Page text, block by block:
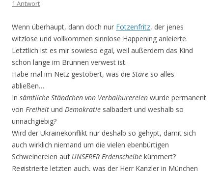
1 Antwort
Wenn überhaupt, dann doch nur Fotzenfritz, der jenes
witzlose und vollkommen sinnlose Happening anleierte.
Letztlich ist es mir sowieso egal, weil außerdem das Kind
schon lange im Brunnen verwest ist.
Habe mal im Netz gestöbert, was die Stare so alles
abließen…
In sämtliche Ständchen von Verbalhurereien wurde permanent
von Freiheit und Demokratie salbadert und weshalb so
unnachgiebig?
Wird der Ukrainekonflikt nur deshalb so gehypt, damit sich
auch wirklich niemand um die vielen ebenbürtigen
Schweinereien auf UNSERER Erdenscheibe kümmert?
Registrierte letzten auch, was der Herr Kanzler in München